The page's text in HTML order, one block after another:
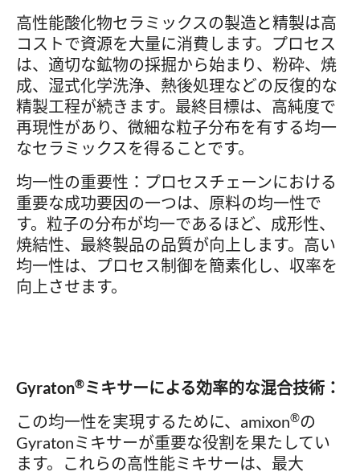
高性能酸化物セラミックスの製造と精製は高
コストで資源を大量に消費します。プロセス
は、適切な鉱物の採掘から始まり、粉砕、焼
成、湿式化学洗浄、熱後処理などの反復的な
精製工程が続きます。最終目標は、高純度で
再現性があり、微細な粒子分布を有する均一
なセラミックスを得ることです。
均一性の重要性：プロセスチェーンにおける
重要な成功要因の一つは、原料の均一性で
す。粒子の分布が均一であるほど、成形性、
焼結性、最終製品の品質が向上します。高い
均一性は、プロセス制御を簡素化し、収率を
向上させます。
Gyraton®ミキサーによる効率的な混合技術：
この均一性を実現するために、amixon®の
Gyratonミキサーが重要な役割を果たしてい
ます。これらの高性能ミキサーは、最大